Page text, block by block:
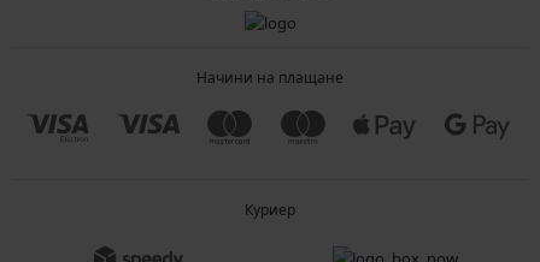
Начини на плащане
Куриер